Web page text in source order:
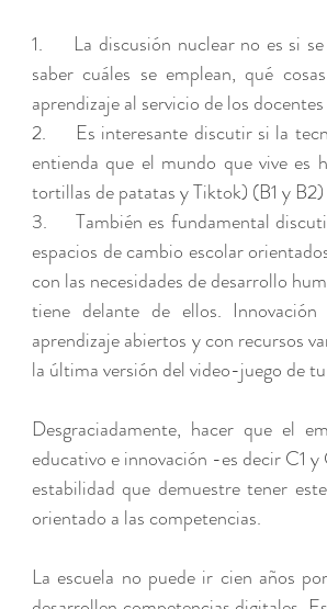
1.     La discusión nuclear no es si
saber cuáles se emplean, qué
aprendizaje al servicio de los
2.     Es interesante discutir si la
entienda que el mundo que vive
tortillas de patatas y Tiktok) (B1 y B2)
3.     También es fundamental
espacios de cambio escolar
con las necesidades de desarrollo
tiene delante de ellos.
aprendizaje abiertos y con recursos
la última versión del video-juego de
Desgraciadamente, hacer que el
educativo e innovación -es decir C1
estabilidad que demuestre tener
orientado a las competencias.
La escuela no puede ir cien años